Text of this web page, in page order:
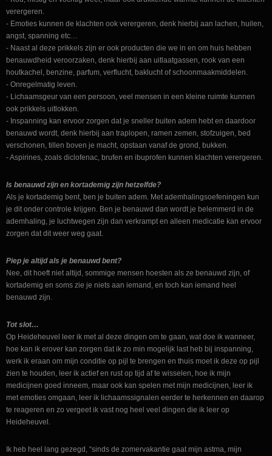
verergeren.
- Emoties kunnen de klachten ook verergeren, denk hierbij aan lachen, huilen,
angst, spanning etc…
- Naast al deze prikkels zijn er ook producten die we in en om huis hebben
benauwdheid veroorzaken, denk hierbij aan uitlaatgassen, rook van een
houtkachel, benzine, parfum, verflucht, baklucht of schoonmaakmiddelen.
- Onregelmatig leven.
- Lichaamsgeur van een persoon, veel mensen in een kleine ruimte kunnen
ook prikkels uitlokken.
- Inspanning kan ervoor zorgen dat je sneller buiten adem hebt en daardoor
benauwd wordt, denk hierbij aan traplopen, ramen zemen, stofzuigen, bed
verschonen, tillen boven je macht, opstaan vanaf de grond, bukken.
- Aspirines, zoals diclofenac, brufen en ibuprofen kunnen klachten verergeren.
Is benauwd zijn en kortademig zijn hetzelfde?
Als je kortademig bent, ben je buiten adem. Met ademhalingsoefeningen kun
je dit onder controle krijgen. Ben je benauwd dan wordt je belemmerd in de
ademhaling, je luchtwegen zijn dan verkrampt en alleen medicatie kan ervoor
zorgen dat dit weer weg gaat.
Piep je altijd als je benauwd bent?
Nee, dit hoeft niet altijd, sommige mensen hoesten als ze benauwd zijn, of
kortademig en soms zie je niets aan iemand, en toch kan iemand heel
benauwd zijn.
Tot slot…
Op Heideheuvel leer ik met al deze dingen om te gaan, wat doe ik wanneer,
hoe kan ik erover kan zorgen dat ik zo min mogelijk last heb bij inspanning,
werk ik eraan om mijn conditie op pijl te brengen en thuis moet ik deze op pijl
zien te houden, leer ik actief en rust op tijd af te wisselen, hoe ik mijn
medicijnen goed inneem, maar ook kan spelen met mijn medicijnen, leer ik
met emoties omgaan, leer ik lichaamssignalen eerder te herkennen en daarop
te reageren en zo vergeet ik vast nog heel veel dingen die ik leer op
Heideheuvel.
Ik heb heel lang gezegd, “sinds de zomervakantie gaat mijn astma, mijn